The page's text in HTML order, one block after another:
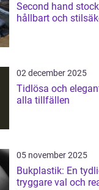
Second hand stockholm
hållbart och
02 december 2025
Tidlösa och
alla tillfällen
05 november 2025
Bukplastik: En
tryggare val och